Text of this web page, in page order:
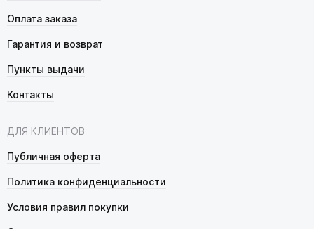
Оплата заказа
Гарантия и возврат
Пункты выдачи
Контакты
ДЛЯ КЛИЕНТОВ
Публичная оферта
Политика конфиденциальности
Условия правил покупки